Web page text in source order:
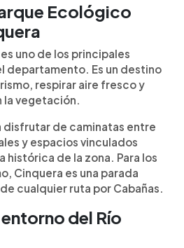
Ecológico
uno de los principales
departamento. Es un destino
respirar aire fresco y
la vegetación.
disfrutar de caminatas entre
y espacios vinculados
histórica de la zona. Para los
Cinquera es una parada
cualquier ruta por Cabañas.
del Río